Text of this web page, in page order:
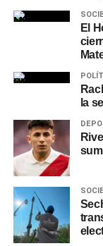
El
la